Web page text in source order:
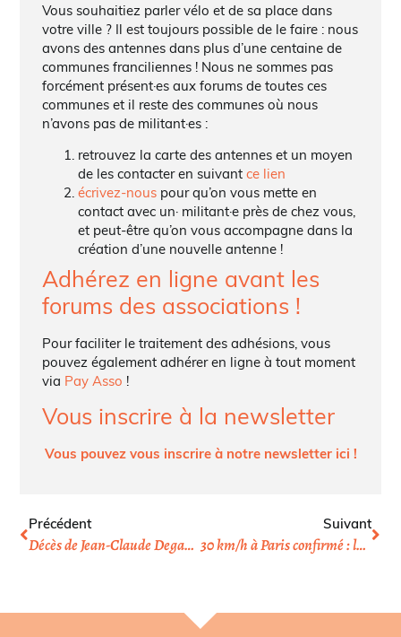
Vous souhaitiez parler vélo et de sa place dans
votre ville ? Il est toujours possible de le faire : nous
avons des antennes dans plus d’une centaine de
communes franciliennes ! Nous ne sommes pas
forcément présent·es aux forums de toutes ces
communes et il reste des communes où nous
n’avons pas de militant·es :
retrouvez la carte des antennes et un moyen
de les contacter en suivant ce lien
écrivez-nouspour qu’on vous mette en
contact avec un· militant·e près de chez vous,
et peut-être qu’on vous accompagne dans la
création d’une nouvelle antenne !
Adhérez en ligne avant les
forums des associations !
Pour faciliter le traitement des adhésions, vous
pouvez également adhérer en ligne à tout moment
via Pay Asso !
Vous inscrire à la newsletter
Vous pouvez vous inscrire à notre newsletter ici !
Précédent
Décès de Jean-Claude Degand, administrateur de MDB
Suivant
30 km/h à Paris confirmé : la justice donne raison à la ville apaisée